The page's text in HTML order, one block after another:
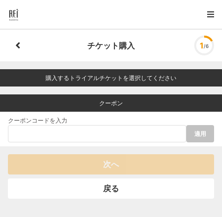
チケット購入 1 /6
購入するトライアルチケットを選択してください
クーポン
クーポンコードを入力
適用
次へ
戻る